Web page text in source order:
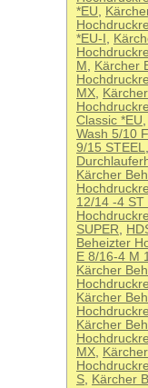
*EU
*EU-I
M
Kärcher
MX
Classic *EU
Wash 5/10
9/15 STEEL
Kärcher
12/14 -4 ST
SUPER
Beheizter
E 8/16-4 M
Kärcher
Kärcher
Kärcher
MX
S Kärcher